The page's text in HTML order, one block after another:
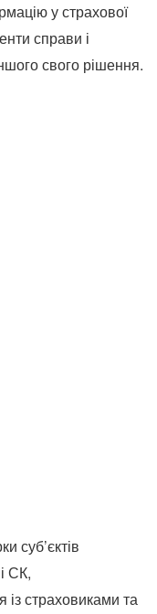
у страхової
справи і
свого рішення.
суб’єктів
СК,
із страховиками та